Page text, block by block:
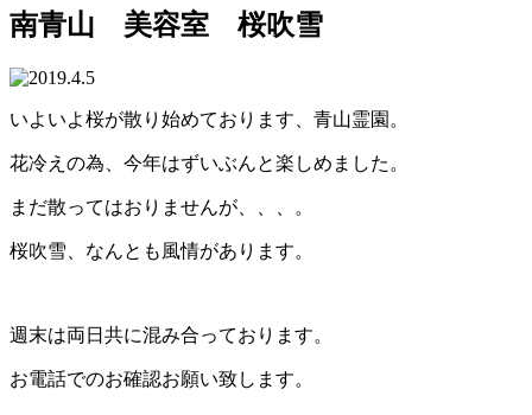
南青山 美容室 桜吹雪
いよいよ桜が散り始めております、青山霊園。
花冷えの為、今年はずいぶんと楽しめました。
まだ散ってはおりませんが、、、。
桜吹雪、なんとも風情があります。
週末は両日共に混み合っております。
お電話でのお確認お願い致します。